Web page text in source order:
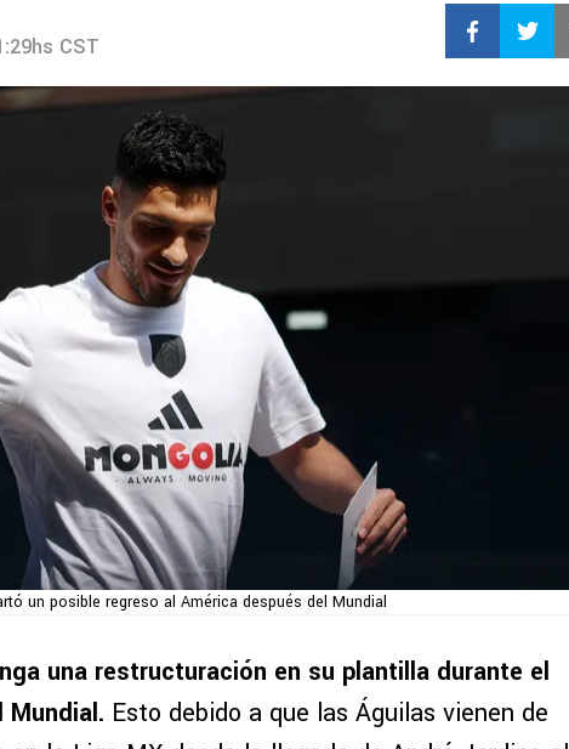
CST
un posible regreso al América después del Mundial
una restructuración en su plantilla durante el
Mundial. Esto debido a que las Águilas vienen de